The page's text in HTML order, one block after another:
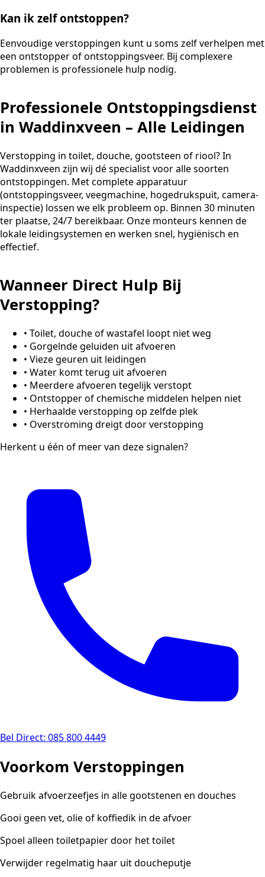
Kan ik zelf ontstoppen?
Eenvoudige verstoppingen kunt u soms zelf verhelpen met
een ontstopper of ontstoppingsveer. Bij complexere
problemen is professionele hulp nodig.
Professionele Ontstoppingsdienst
in Waddinxveen – Alle Leidingen
Verstopping in toilet, douche, gootsteen of riool? In
Waddinxveen zijn wij dé specialist voor alle soorten
ontstoppingen. Met complete apparatuur
(ontstoppingsveer, veegmachine, hogedrukspuit, camera-
inspectie) lossen we elk probleem op. Binnen 30 minuten
ter plaatse, 24/7 bereikbaar. Onze monteurs kennen de
lokale leidingsystemen en werken snel, hygiënisch en
effectief.
Wanneer Direct Hulp Bij
Verstopping?
• Toilet, douche of wastafel loopt niet weg
• Gorgelnde geluiden uit afvoeren
• Vieze geuren uit leidingen
• Water komt terug uit afvoeren
• Meerdere afvoeren tegelijk verstopt
• Ontstopper of chemische middelen helpen niet
• Herhaalde verstopping op zelfde plek
• Overstroming dreigt door verstopping
Herkent u één of meer van deze signalen?
Bel Direct: 085 800 4449
Voorkom Verstoppingen
Gebruik afvoerzeefjes in alle gootstenen en douches
Gooi geen vet, olie of koffiedik in de afvoer
Spoel alleen toiletpapier door het toilet
Verwijder regelmatig haar uit doucheputje